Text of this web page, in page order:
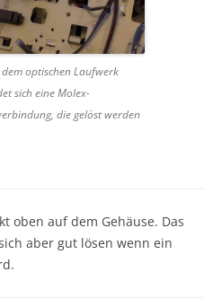
optischen Laufwerk
sich eine Molex-
die gelöst werden
oben auf dem Gehäuse. Das
aber gut lösen wenn ein